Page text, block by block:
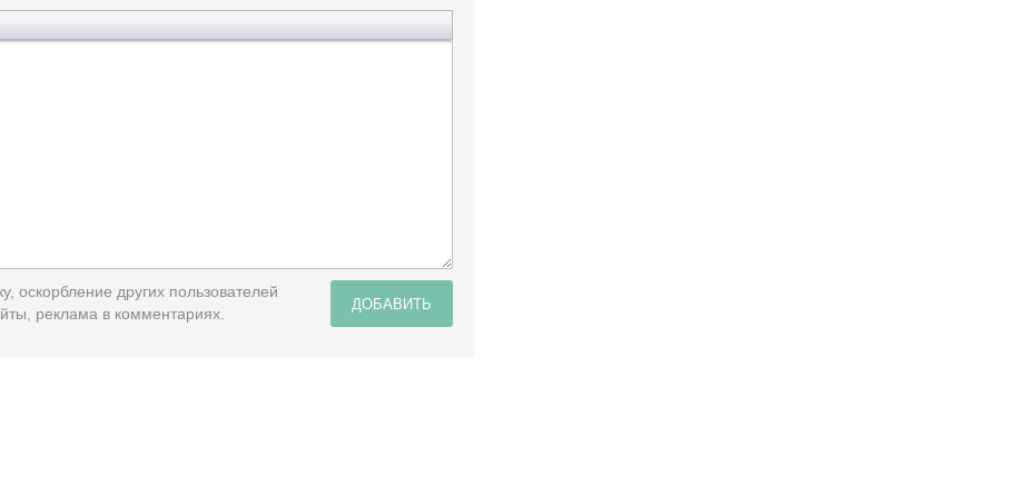
ДОБАВИТЬ
оскорбление других пользователей
реклама в комментариях.